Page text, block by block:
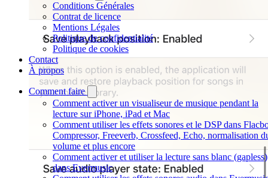
Conditions Générales
Contrat de licence
Mentions Légales
Politique de confidentialité
Politique de cookies
Contact
À propos
Comment faire
Comment activer un visualiseur de musique pendant la
lecture sur iPhone, iPad et Mac
Comment utiliser les effets sonores et le DSP dans
Compressor, Freeverb, Crossfeed, Echo, normalisation
volume et plus encore
Comment activer et utiliser la lecture sans blanc (gapless)
dans Evermusic